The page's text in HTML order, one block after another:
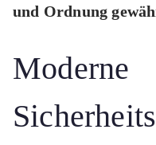
und Ordnung
Moderne